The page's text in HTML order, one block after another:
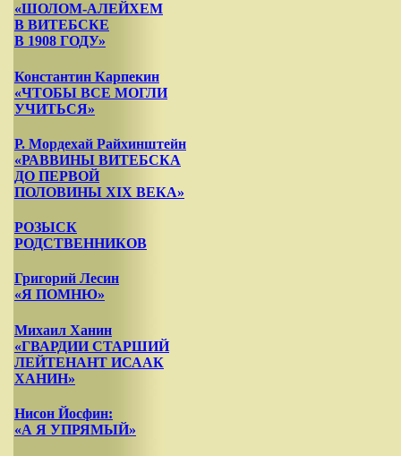
«ШОЛОМ-АЛЕЙХЕМ
В ВИТЕБСКЕ
В 1908 ГОДУ»
Константин Карпекин
«ЧТОБЫ ВСЕ МОГЛИ
УЧИТЬСЯ»
Р. Мордехай Райхинштейн
«РАВВИНЫ ВИТЕБСКА
ДО ПЕРВОЙ
ПОЛОВИНЫ XIX ВЕКА»
РОЗЫСК
РОДСТВЕННИКОВ
Григорий Лесин
«Я ПОМНЮ»
Михаил Ханин
«ГВАРДИИ СТАРШИЙ
ЛЕЙТЕНАНТ ИСААК
ХАНИН»
Нисон Йосфин:
«А Я УПРЯМЫЙ»